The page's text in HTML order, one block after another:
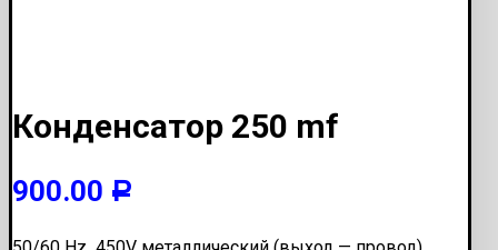
Конденсатор 250 mf
900.00 Р